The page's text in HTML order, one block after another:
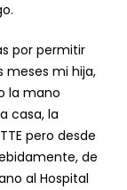
por permitir
meses mi hija,
la mano
casa, la
pero desde
de
al Hospital